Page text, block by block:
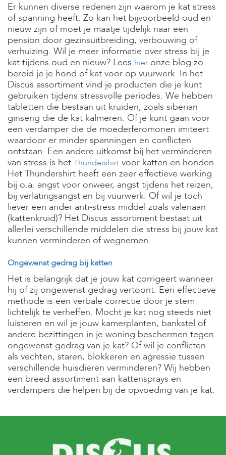
Er kunnen diverse redenen zijn waarom je kat stress
of spanning heeft. Zo kan het bijvoorbeeld oud en
nieuw zijn of moet je maatje tijdelijk naar een
pension door gezinsuitbreiding, verbouwing of
verhuizing. Wil je meer informatie over stress bij je
kat tijdens oud en nieuw? Lees hier onze blog zo
bereid je je hond of kat voor op vuurwerk. In het
Discus assortiment vind je producten die je kunt
gebruiken tijdens stressvolle periodes. We hebben
tabletten die bestaan uit kruiden, zoals siberian
ginseng die de kat kalmeren. Of je kunt gaan voor
een verdamper die de moederferomonen imiteert
waardoor er minder spanningen en conflicten
ontstaan. Een andere uitkomst bij het verminderen
van stress is het Thundershirt voor katten en honden.
Het Thundershirt heeft een zeer effectieve werking
bij o.a. angst voor onweer, angst tijdens het reizen,
bij verlatingsangst en bij vuurwerk. Of wil je toch
liever een ander anti-stress middel zoals valeriaan
(kattenkruid)? Het Discus assortiment bestaat uit
allerlei verschillende middelen die stress bij jouw kat
kunnen verminderen of wegnemen.
Ongewenst gedrag bij katten
Het is belangrijk dat je jouw kat corrigeert wanneer
hij of zij ongewenst gedrag vertoont. Een effectieve
methode is een verbale correctie door je stem
lichtelijk te verheffen. Mocht je kat nog steeds niet
luisteren en wil je jouw kamerplanten, bankstel of
andere bezittingen in je woning beschermen tegen
ongewenst gedrag van je kat? Of wil je conflicten
als vechten, staren, blokkeren en agressie tussen
verschillende huisdieren verminderen? Wij hebben
een breed assortiment aan kattensprays en
verdampers die helpen bij de opvoeding van je kat.